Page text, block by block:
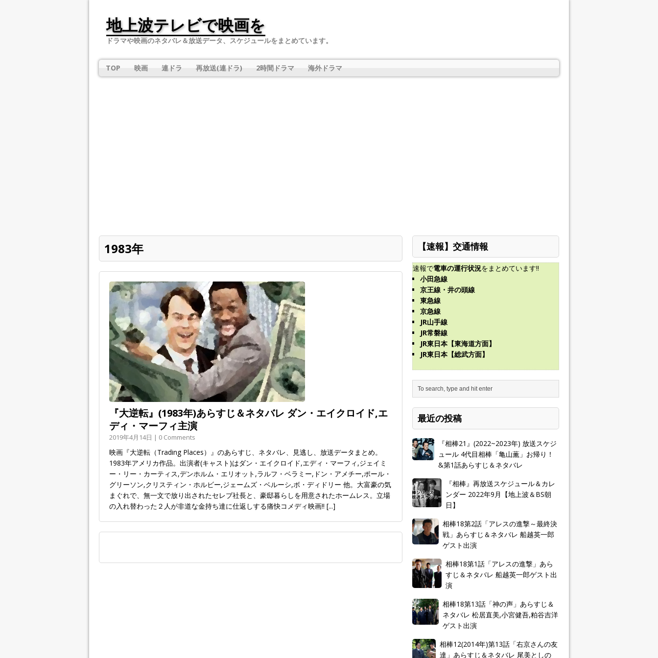
地上波テレビで映画を
ドラマや映画のネタバレ＆放送データ、スケジュールをまとめています。
TOP 映画 連ドラ 再放送(連ドラ) 2時間ドラマ 海外ドラマ
1983年
『大逆転』(1983年)あらすじ＆ネタバレ ダン・エイクロイド,エ
ディ・マーフィ主演
2019年4月14日 | 0 Comments
映画『大逆転（Trading Places）』のあらすじ、ネタバレ、見逃し、放送データまとめ。
1983年アメリカ作品。出演者(キャスト)はダン・エイクロイド,エディ・マーフィ,ジェイミ
ー・リー・カーティス,デンホルム・エリオット,ラルフ・ベラミー,ドン・アメチー,ポール・
グリーソン,クリスティン・ホルビー,ジェームズ・ベルーシ,ボ・ディドリー 他。大富豪の気
まぐれで、無一文で放り出されたセレブ社長と、豪邸暮らしを用意されたホームレス。立場
の入れ替わった２人が非道な金持ち達に仕返しする痛快コメディ映画!! [...]
【速報】交通情報
速報で電車の運行状況をまとめています!!
小田急線
京王線・井の頭線
東急線
京急線
JR山手線
JR常磐線
JR東日本【東海道方面】
JR東日本【総武方面】
最近の投稿
『相棒21』(2022~2023年) 放送スケジ
ュール 4代目相棒「亀山薫」お帰り！
&第1話あらすじ＆ネタバレ
『相棒』再放送スケジュール＆カレ
ンダー 2022年9月【地上波＆BS朝
日】
相棒18第2話「アレスの進撃～最終決
戦」あらすじ＆ネタバレ 船越英一郎
ゲスト出演
相棒18第1話「アレスの進撃」あら
すじ＆ネタバレ 船越英一郎ゲスト出
演
相棒18第13話「神の声」あらすじ＆
ネタバレ 松居直美,小宮健吾,粕谷吉洋
ゲスト出演
相棒12(2014年)第13話「右京さんの友
達」あらすじ＆ネタバレ 尾美としの